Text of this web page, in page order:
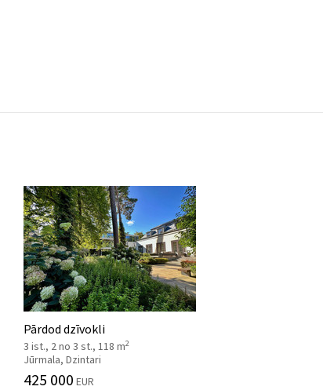
Pārdod dzīvokli
3 ist., 2 no 3 st., 118 m2
Jūrmala, Dzintari
425 000 EUR